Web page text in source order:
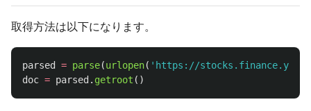
取得方法は以下になります。
parsed = parse(urlopen( ' https://
doc = parsed . getroot ()